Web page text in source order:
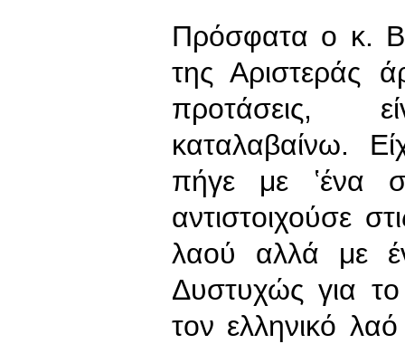
Πρόσφατα ο κ.
της Αριστεράς
προτάσεις,
καταλαβαίνω.
πήγε με ʽένα
αντιστοιχούσε
λαού αλλά με
Δυστυχώς για
τον ελληνικό